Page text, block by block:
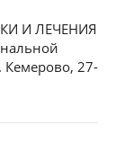
И ЛЕЧЕНИЯ
Кемерово, 27-